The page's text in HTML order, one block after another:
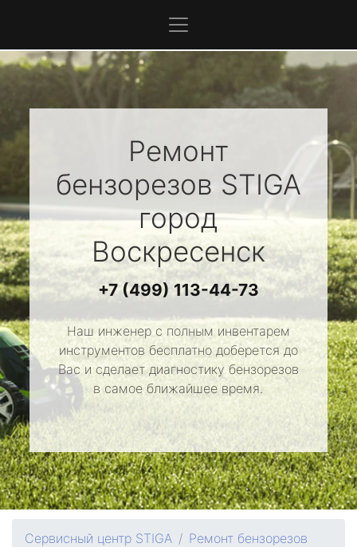
Ремонт
бензорезов STIGA
город
Воскресенск
+7 (499) 113-44-73
Наш инженер с полным инвентарем
инструментов бесплатно доберется до
Вас и сделает диагностику бензорезов
в самое ближайшее время.
Сервисный центр STIGA
Ремонт бензорезов